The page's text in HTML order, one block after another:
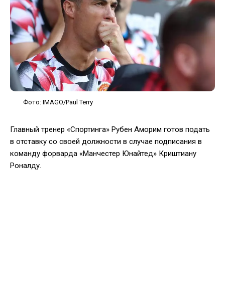
Фото: IMAGO/Paul Terry
Главный тренер «Спортинга» Рубен Аморим готов подать
в отставку со своей должности в случае подписания в
команду форварда «Манчестер Юнайтед» Криштиану
Роналду.